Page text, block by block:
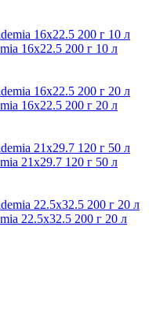
16х22.5 200 г 10 л
16х22.5 200 г 20 л
21х29.7 120 г 50 л
22.5х32.5 200 г 20 л